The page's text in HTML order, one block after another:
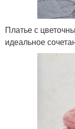
Платье с
идеальное